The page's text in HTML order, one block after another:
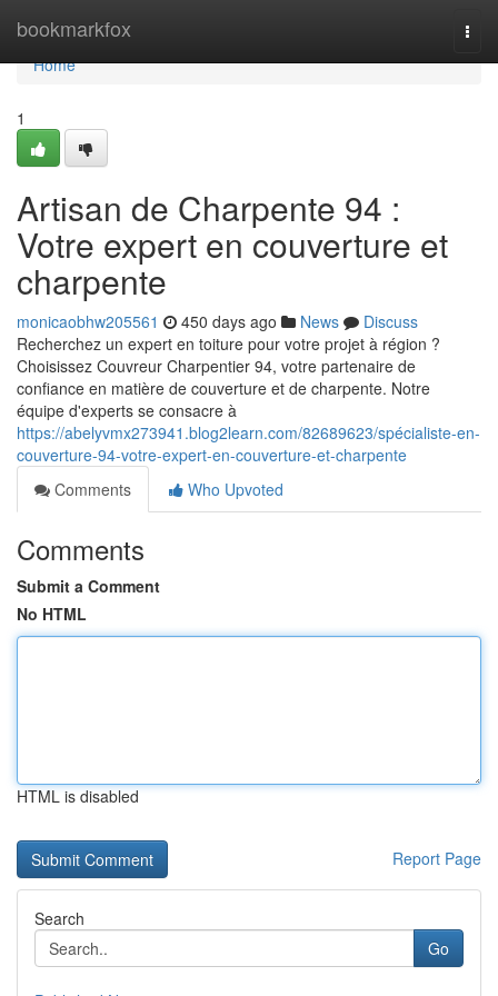
bookmarkfox
Home
Home
1
Artisan de Charpente 94 :
Votre expert en couverture et
charpente
monicaobhw205561 450 days ago News
Discuss
Recherchez un expert en toiture pour votre projet à région ?
Choisissez Couvreur Charpentier 94, votre partenaire de
confiance en matière de couverture et de charpente. Notre
équipe d'experts se consacre à
https://abelyvmx273941.blog2learn.com/82689623/spécialiste-en-
couverture-94-votre-expert-en-couverture-et-charpente
Comments
Who Upvoted
Comments
Submit a Comment
No HTML
HTML is disabled
Report Page
Search
Go